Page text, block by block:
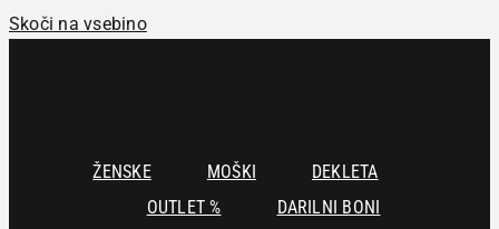
Skoči na vsebino
ŽENSKE MOŠKI
DEKLETA
OUTLET %
DARILNI BONI